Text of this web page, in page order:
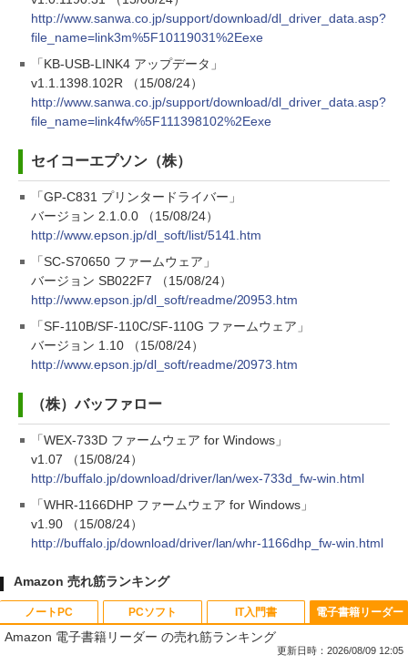
http://www.sanwa.co.jp/support/download/dl_driver_data.asp?
file_name=link3m%5F10119031%2Eexe
「KB-USB-LINK4 アップデータ」
v1.1.1398.102R （15/08/24）
http://www.sanwa.co.jp/support/download/dl_driver_data.asp?
file_name=link4fw%5F111398102%2Eexe
セイコーエプソン（株）
「GP-C831 プリンタードライバー」
バージョン 2.1.0.0 （15/08/24）
http://www.epson.jp/dl_soft/list/5141.htm
「SC-S70650 ファームウェア」
バージョン SB022F7 （15/08/24）
http://www.epson.jp/dl_soft/readme/20953.htm
「SF-110B/SF-110C/SF-110G ファームウェア」
バージョン 1.10 （15/08/24）
http://www.epson.jp/dl_soft/readme/20973.htm
（株）バッファロー
「WEX-733D ファームウェア for Windows」
v1.07 （15/08/24）
http://buffalo.jp/download/driver/lan/wex-733d_fw-win.html
「WHR-1166DHP ファームウェア for Windows」
v1.90 （15/08/24）
http://buffalo.jp/download/driver/lan/whr-1166dhp_fw-win.html
Amazon 売れ筋ランキング
ノートPC PCソフト IT入門書 電子書籍リーダー
Amazon 電子書籍リーダー の売れ筋ランキング
更新日時：2026/08/09 12:05